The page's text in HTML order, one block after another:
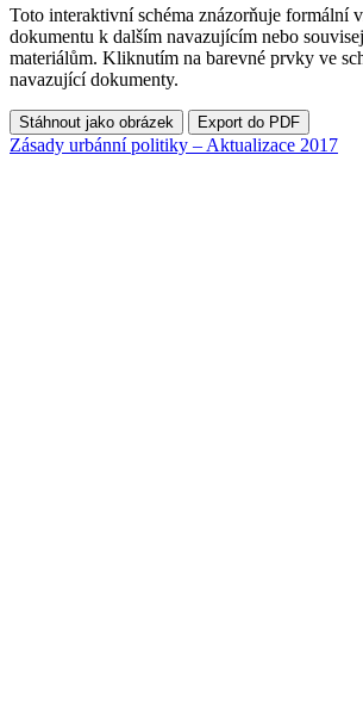
Toto interaktivní schéma znázorňuje formální
dokumentu k dalším navazujícím nebo
materiálům. Kliknutím na barevné prvky ve
navazující dokumenty.
Stáhnout jako obrázek Export do PDF
Zásady urbánní politiky – Aktualizace 2017